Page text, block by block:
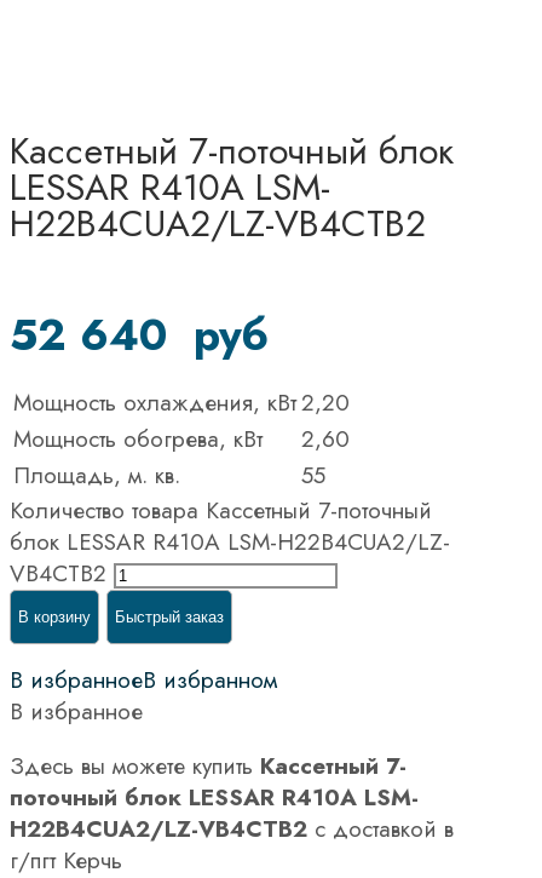
Кассетный 7-поточный блок
LESSAR R410A LSM-
H22B4CUA2/LZ-VB4CТВ2
52 640 руб
Мощность охлаждения, кВт2,20
Мощность обогрева, кВт
2,60
Площадь, м. кв.
55
Количество товара Кассетный 7-поточный
блок LESSAR R410A LSM-H22B4CUA2/LZ-
VB4CТВ2
В корзину Быстрый заказ
В избранноеВ избранном
В избранное
Здесь вы можете купить Кассетный 7-
поточный блок LESSAR R410A LSM-
H22B4CUA2/LZ-VB4CТВ2 с доставкой в
г/пгт Керчь